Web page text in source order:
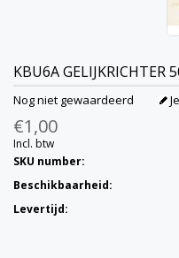
KBU6A GELIJKRICHTER
Nog niet gewaardeerd
€1,00
Incl. btw
SKU number:
Beschikbaarheid:
Levertijd: